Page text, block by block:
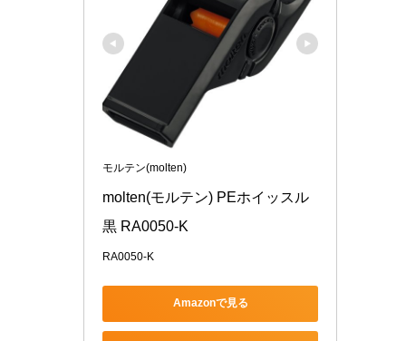
モルテン(molten)
molten(モルテン) PEホイッスル
黒 RA0050-K
RA0050-K
Amazonで見る